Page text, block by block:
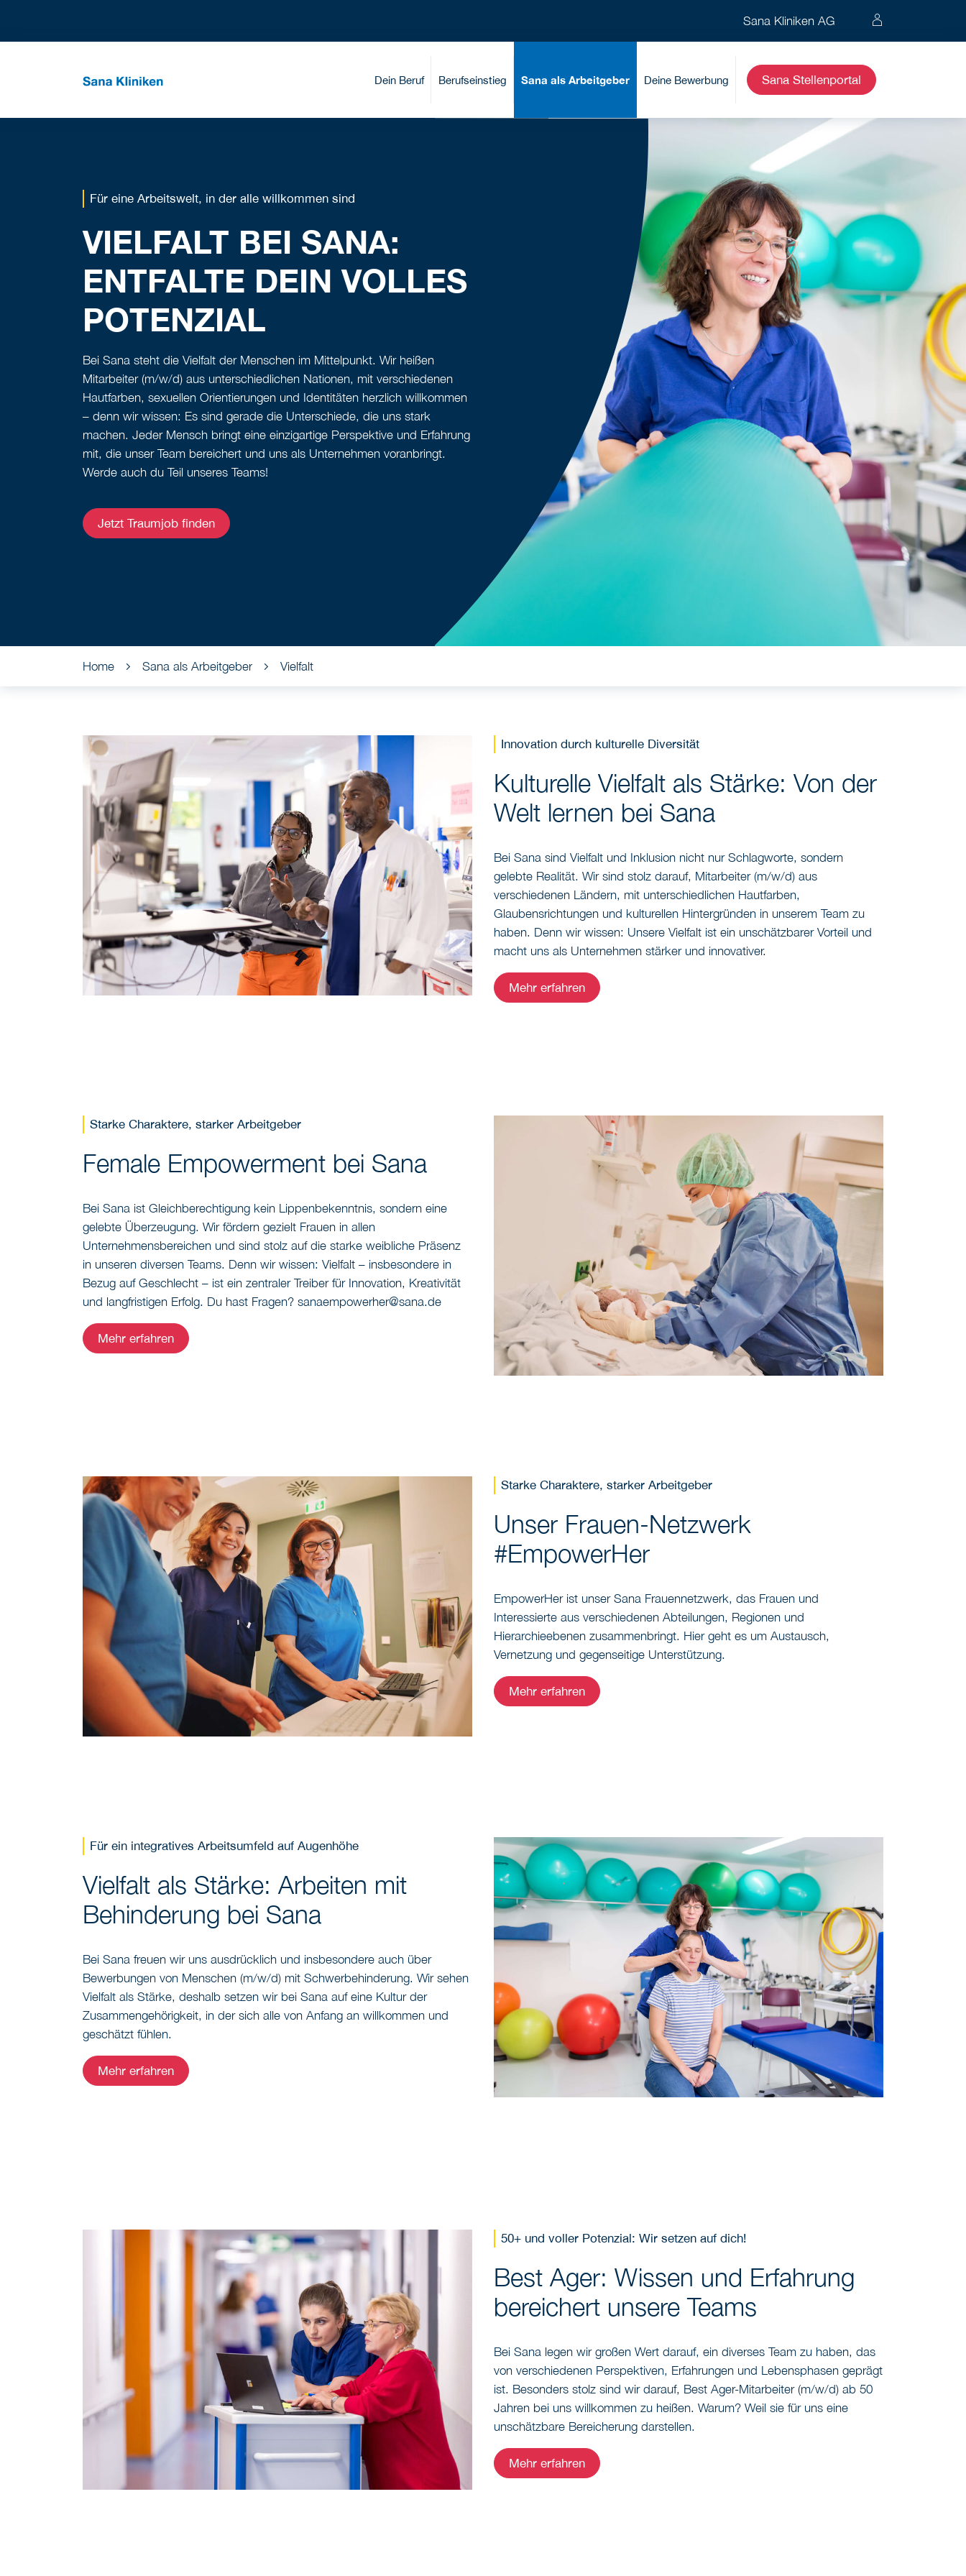
Sana Kliniken AG
Dein Beruf Berufseinstieg Sana als Arbeitgeber Deine Bewerbung Sana Stellenportal
Für eine Arbeitswelt, in der alle willkommen sind
VIELFALT BEI SANA:
ENTFALTE DEIN VOLLES
POTENZIAL
Bei Sana steht die Vielfalt der Menschen im Mittelpunkt. Wir heißen
Mitarbeiter (m/w/d) aus unterschiedlichen Nationen, mit verschiedenen
Hautfarben, sexuellen Orientierungen und Identitäten herzlich willkommen
– denn wir wissen: Es sind gerade die Unterschiede, die uns stark
machen. Jeder Mensch bringt eine einzigartige Perspektive und Erfahrung
mit, die unser Team bereichert und uns als Unternehmen voranbringt.
Werde auch du Teil unseres Teams!
Jetzt Traumjob finden
Home Sana als Arbeitgeber Vielfalt
Innovation durch kulturelle Diversität
Kulturelle Vielfalt als Stärke: Von der
Welt lernen bei Sana
Bei Sana sind Vielfalt und Inklusion nicht nur Schlagworte, sondern
gelebte Realität. Wir sind stolz darauf, Mitarbeiter (m/w/d) aus
verschiedenen Ländern, mit unterschiedlichen Hautfarben,
Glaubensrichtungen und kulturellen Hintergründen in unserem Team zu
haben. Denn wir wissen: Unsere Vielfalt ist ein unschätzbarer Vorteil und
macht uns als Unternehmen stärker und innovativer.
Mehr erfahren
Starke Charaktere, starker Arbeitgeber
Female Empowerment bei Sana
Bei Sana ist Gleichberechtigung kein Lippenbekenntnis, sondern eine
gelebte Überzeugung. Wir fördern gezielt Frauen in allen
Unternehmensbereichen und sind stolz auf die starke weibliche Präsenz
in unseren diversen Teams. Denn wir wissen: Vielfalt – insbesondere in
Bezug auf Geschlecht – ist ein zentraler Treiber für Innovation, Kreativität
und langfristigen Erfolg. Du hast Fragen? sanaempowerher@sana.de
Mehr erfahren
Starke Charaktere, starker Arbeitgeber
Unser Frauen-Netzwerk
#EmpowerHer
EmpowerHer ist unser Sana Frauennetzwerk, das Frauen und
Interessierte aus verschiedenen Abteilungen, Regionen und
Hierarchieebenen zusammenbringt. Hier geht es um Austausch,
Vernetzung und gegenseitige Unterstützung.
Mehr erfahren
Für ein integratives Arbeitsumfeld auf Augenhöhe
Vielfalt als Stärke: Arbeiten mit
Behinderung bei Sana
Bei Sana freuen wir uns ausdrücklich und insbesondere auch über
Bewerbungen von Menschen (m/w/d) mit Schwerbehinderung. Wir sehen
Vielfalt als Stärke, deshalb setzen wir bei Sana auf eine Kultur der
Zusammengehörigkeit, in der sich alle von Anfang an willkommen und
geschätzt fühlen.
Mehr erfahren
50+ und voller Potenzial: Wir setzen auf dich!
Best Ager: Wissen und Erfahrung
bereichert unsere Teams
Bei Sana legen wir großen Wert darauf, ein diverses Team zu haben, das
von verschiedenen Perspektiven, Erfahrungen und Lebensphasen geprägt
ist. Besonders stolz sind wir darauf, Best Ager-Mitarbeiter (m/w/d) ab 50
Jahren bei uns willkommen zu heißen. Warum? Weil sie für uns eine
unschätzbare Bereicherung darstellen.
Mehr erfahren